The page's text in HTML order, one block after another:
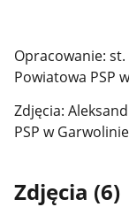
Opracowanie:
Powiatowa PSP
Zdjęcia:
PSP w Garwolinie
Zdjęcia (6)